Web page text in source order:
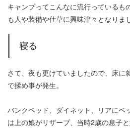
キャンプってこんなに流行っているも
も人や装備や仕草に興味津々となりま
寝る
さて、夜も更けていましたので、床に
で揉め事が発生。
バンクベッド、ダイネット、リアにベ
は上の娘がリザーブ、当時2歳の息子